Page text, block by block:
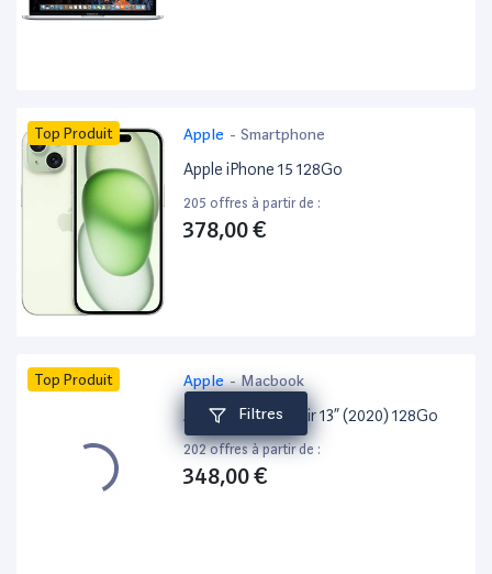
Filtres
Top Produit Apple - Smartphone
Apple iPhone 15 128Go
205 offres à partir de :
378,00 €
Top Produit Apple- Macbook
Apple MacBook Air 13” (2020) 128Go
202 offres à partir de :
348,00 €